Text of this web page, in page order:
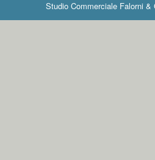
Studio Commerciale Falorni